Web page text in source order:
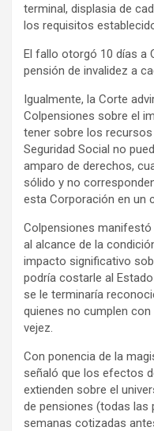
terminal, displasia de
los requisitos
El fallo otorgó 10 días a
pensión de invalidez a
Igualmente, la Corte
Colpensiones sobre el
tener sobre los
Seguridad Social no
amparo de derechos,
sólido y no
esta Corporación en un
Colpensiones
al alcance de la
impacto significativo
podría costarle al
se le terminaría
quienes no cumplen
vejez.
Con ponencia de la
señaló que los efectos
extienden sobre el
de pensiones (todas las
semanas cotizadas